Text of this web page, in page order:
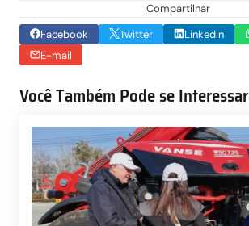
Compartilhar
Facebook
Twitter LinkedIn
E-mail
Você Também Pode se Interessar